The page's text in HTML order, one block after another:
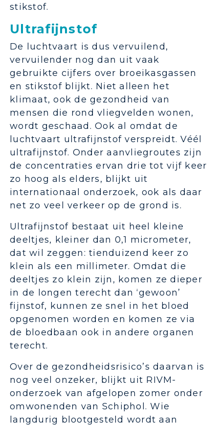
stikstof.
Ultrafijnstof
De luchtvaart is dus vervuilend,
vervuilender nog dan uit vaak
gebruikte cijfers over broeikasgassen
en stikstof blijkt. Niet alleen het
klimaat, ook de gezondheid van
mensen die rond vliegvelden wonen,
wordt geschaad. Ook al omdat de
luchtvaart ultrafijnstof verspreidt. Véél
ultrafijnstof. Onder aanvliegroutes zijn
de concentraties ervan drie tot vijf keer
zo hoog als elders, blijkt uit
internationaal onderzoek, ook als daar
net zo veel verkeer op de grond is.
Ultrafijnstof bestaat uit heel kleine
deeltjes, kleiner dan 0,1 micrometer,
dat wil zeggen: tienduizend keer zo
klein als een millimeter. Omdat die
deeltjes zo klein zijn, komen ze dieper
in de longen terecht dan ‘gewoon’
fijnstof, kunnen ze snel in het bloed
opgenomen worden en komen ze via
de bloedbaan ook in andere organen
terecht.
Over de gezondheidsrisico’s daarvan is
nog veel onzeker, blijkt uit RIVM-
onderzoek van afgelopen zomer onder
omwonenden van Schiphol. Wie
langdurig blootgesteld wordt aan